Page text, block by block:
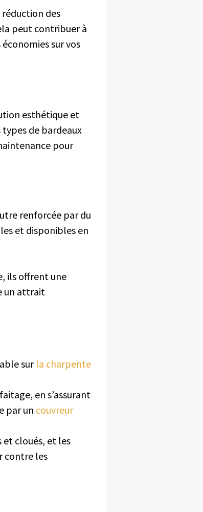
des
peut contribuer à
sur vos
esthétique et
de bardeaux
pour
renforcée par du
et disponibles en
ils offrent une
un attrait
surla charpente
en s’assurant
par un couvreur
cloués, et les
contre les